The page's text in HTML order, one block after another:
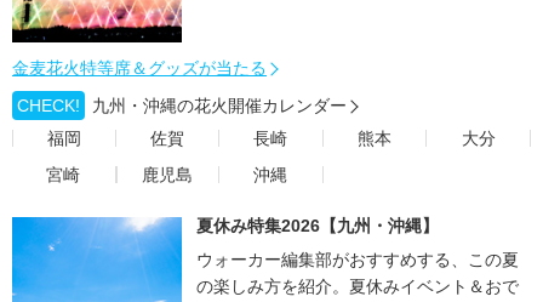
金麦花火特等席＆グッズが当たる
CHECK!
九州・沖縄の花火開催カレンダー
福岡
佐賀 長崎 熊本
大分
宮崎
鹿児島 沖縄
夏休み特集2026【九州・沖縄】
ウォーカー編集部がおすすめする、この夏
の楽しみ方を紹介。夏休みイベント＆おで